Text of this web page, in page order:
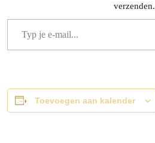
verzenden.
Typ je e-mail...
Toevoegen aan kalender